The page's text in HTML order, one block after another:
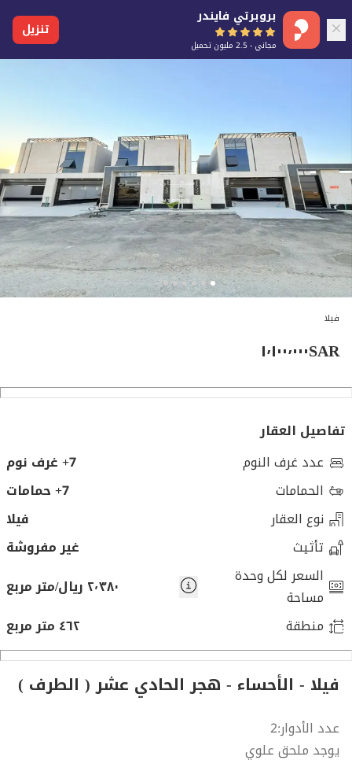
بروبرتي فايندر
مجاني - 2.5 مليون تحميل
تنزيل
فيلا
SAR١٬١٠٠٬٠٠٠
تفاصيل العقار
عدد غرف النوم
7+ غرف نوم
الحمامات
7+ حمامات
نوع العقار
فيلا
تأثيث
غير مفروشة
السعر لكل وحدة
مساحة
٢٬٣٨٠ ريال/متر مربع
منطقة
٤٦٢ متر مربع
فيلا - الأحساء - هجر الحادي عشر ( الطرف )
عدد الأدوار:2
يوجد ملحق علوي